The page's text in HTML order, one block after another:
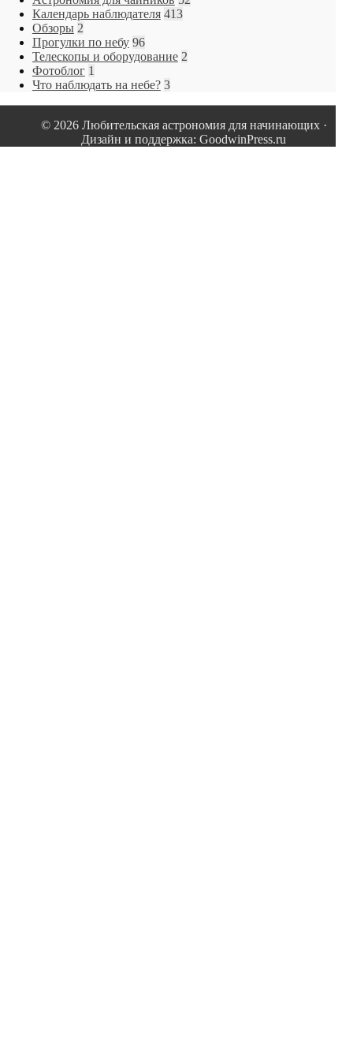
Календарь наблюдателя 413
Обзоры 2
Прогулки по небу 96
Телескопы и оборудование 2
Фотоблог 1
Что наблюдать на небе? 3
© 2026 Любительская астрономия для начинающих ·
Дизайн и поддержка: GoodwinPress.ru